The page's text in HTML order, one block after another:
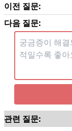
이전 질문:
다음 질문:
관련 질문: